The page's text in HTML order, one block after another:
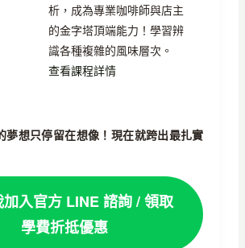
析，成為專業咖啡師與店主
的金字塔頂端能力！學習辨
識各種複雜的風味層次。
查看課程詳情
夢想只停留在想像！現在就跨出最扎實
加入官方 LINE 諮詢 / 領取
學費折抵優惠